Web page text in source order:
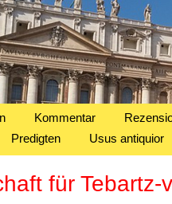
Kommentar
Predigten Usus antiquior
für Tebartz-